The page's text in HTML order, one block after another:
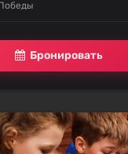
Бронировать